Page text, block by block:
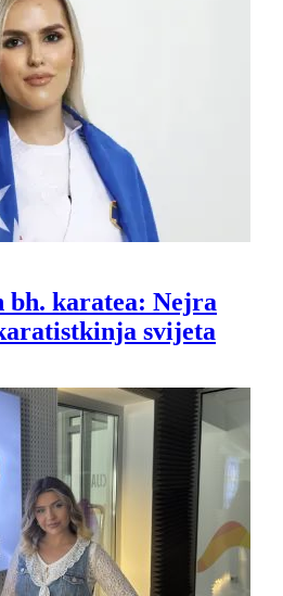
karatea: Nejra
svijeta